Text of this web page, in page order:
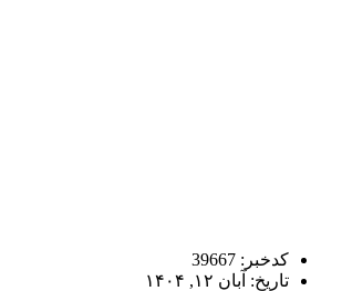
کدخبر: 39667
تاریخ: آبان ۱۲, ۱۴۰۴